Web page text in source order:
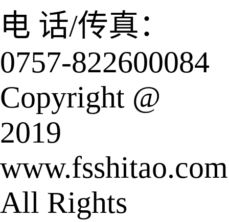
电 话/传真：
0757-822600084
Copyright @
2019
www.fsshitao.com
All Rights